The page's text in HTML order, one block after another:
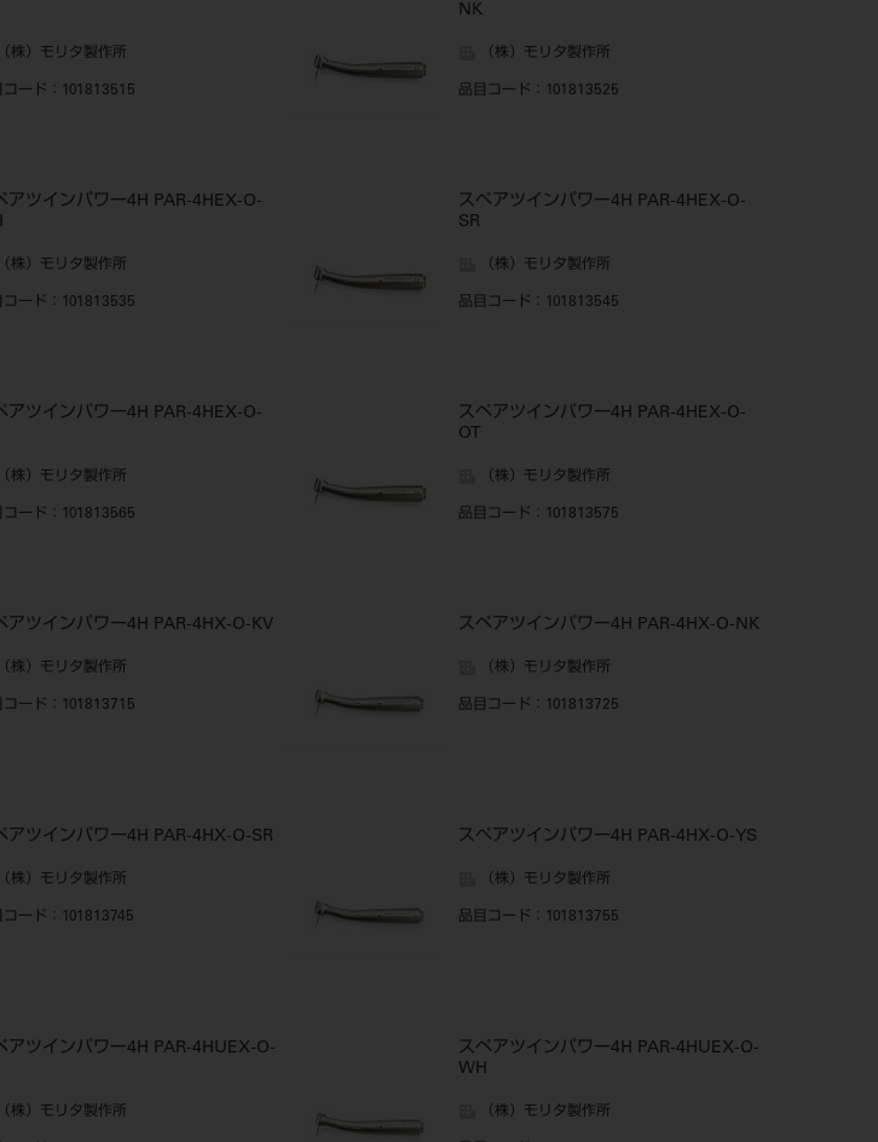
（株）モリタ製作所
コード ：101813515
NK
（株）モリタ製作所
品目コード ：101813525
アツインパワー4H PAR-4HEX-O-
（株）モリタ製作所
コード ：101813535
スペアツインパワー4H PAR-4HEX-O-
SR
（株）モリタ製作所
品目コード ：101813545
アツインパワー4H PAR-4HEX-O-
（株）モリタ製作所
コード ：101813565
スペアツインパワー4H PAR-4HEX-O-
OT
（株）モリタ製作所
品目コード ：101813575
アツインパワー4H PAR-4HX-O-KV
（株）モリタ製作所
コード ：101813715
スペアツインパワー4H PAR-4HX-O-NK
（株）モリタ製作所
品目コード ：101813725
アツインパワー4H PAR-4HX-O-SR
（株）モリタ製作所
コード ：101813745
スペアツインパワー4H PAR-4HX-O-YS
（株）モリタ製作所
品目コード ：101813755
アツインパワー4H PAR-4HUEX-O-
（株）モリタ製作所
スペアツインパワー4H PAR-4HUEX-O-
WH
（株）モリタ製作所